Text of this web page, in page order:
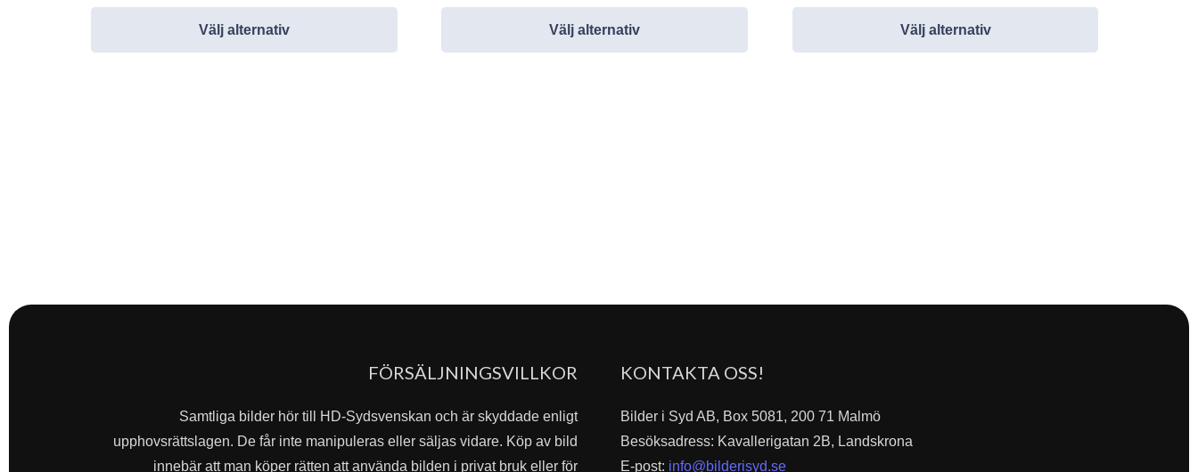
Välj alternativ Välj alternativ Välj alternativ
FÖRSÄLJNINGSVILLKOR
Samtliga bilder hör till HD-Sydsvenskan och är skyddade enligt
upphovsrättslagen. De får inte manipuleras eller säljas vidare. Köp av bild
innebär att man köper rätten att använda bilden i privat bruk eller för
KONTAKTA OSS!
Bilder i Syd AB, Box 5081, 200 71 Malmö
Besöksadress: Kavallerigatan 2B, Landskrona
E-post: info@bilderisyd.se